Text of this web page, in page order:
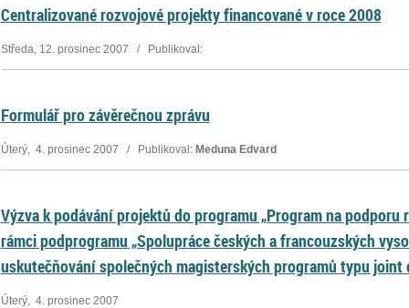
Centralizované rozvojové projekty financované v roce 2008
Středa, 12. prosinec 2007 / Publikoval:
Formulář pro závěrečnou zprávu
Úterý, 4. prosinec 2007 / Publikoval: Meduna Edvard
Výzva k podávání projektů do programu „Program na podporu
rámci podprogramu „Spolupráce českých a francouzských
uskutečňování společných magisterských programů typu joint
Úterý, 4. prosinec 2007